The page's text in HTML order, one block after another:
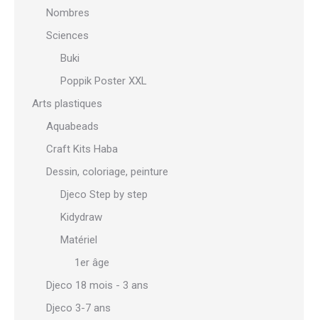
Nombres
Sciences
Buki
Poppik Poster XXL
Arts plastiques
Aquabeads
Craft Kits Haba
Dessin, coloriage, peinture
Djeco Step by step
Kidydraw
Matériel
1er âge
Djeco 18 mois - 3 ans
Djeco 3-7 ans